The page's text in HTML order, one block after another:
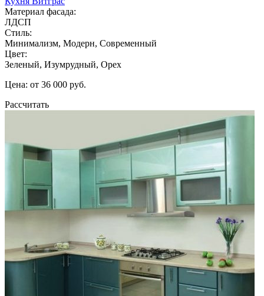
Материал фасада:
ЛДСП
Стиль:
Минимализм, Модерн, Современный
Цвет:
Зеленый, Изумрудный, Орех
Цена: от 36 000 руб.
Рассчитать